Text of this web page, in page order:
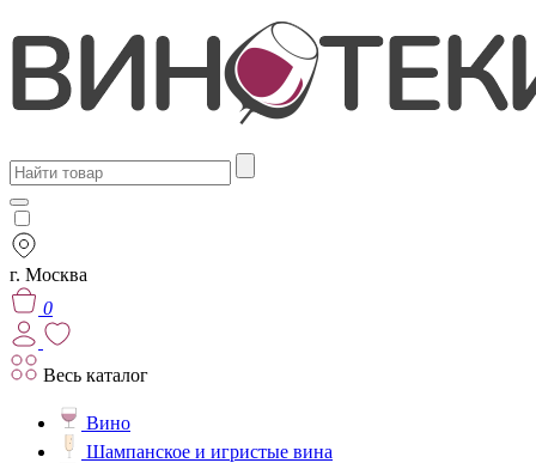
г. Москва
0
Весь каталог
Вино
Шампанское и игристые вина